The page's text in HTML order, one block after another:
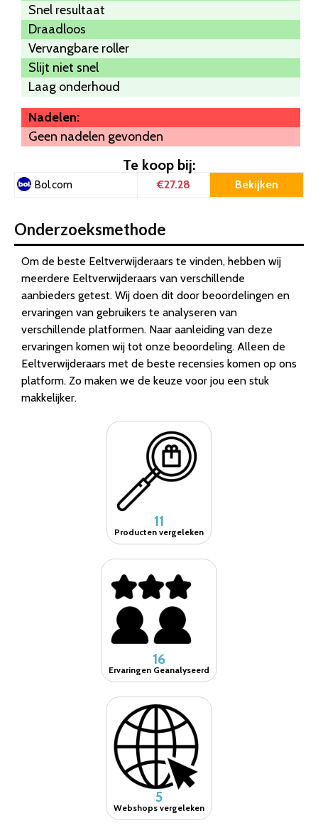
Snel resultaat
Draadloos
Vervangbare roller
Slijt niet snel
Laag onderhoud
Nadelen:
Geen nadelen gevonden
Te koop bij:
Bol.com €27.28 Bekijken
Onderzoeksmethode
Om de beste Eeltverwijderaars te vinden, hebben wij
meerdere Eeltverwijderaars van verschillende
aanbieders getest. Wij doen dit door beoordelingen en
ervaringen van gebruikers te analyseren van
verschillende platformen. Naar aanleiding van deze
ervaringen komen wij tot onze beoordeling. Alleen de
Eeltverwijderaars met de beste recensies komen op ons
platform. Zo maken we de keuze voor jou een stuk
makkelijker.
11
Producten vergeleken
16
Ervaringen Geanalyseerd
5
Webshops vergeleken